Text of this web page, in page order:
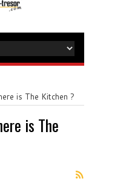
is The Kitchen ?
is The